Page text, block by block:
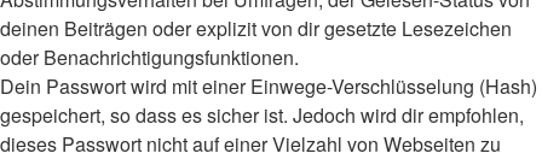
deinen Beiträgen oder explizit von dir gesetzte Lesezeichen
oder Benachrichtigungsfunktionen.
Dein Passwort wird mit einer Einwege-Verschlüsselung (Hash)
gespeichert, so dass es sicher ist. Jedoch wird dir empfohlen,
dieses Passwort nicht auf einer Vielzahl von Webseiten zu